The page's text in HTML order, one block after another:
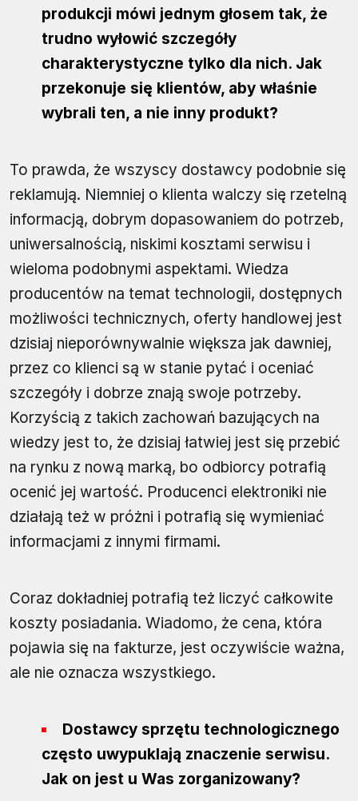
produkcji mówi jednym głosem tak, że
trudno wyłowić szczegóły
charakterystyczne tylko dla nich. Jak
przekonuje się klientów, aby właśnie
wybrali ten, a nie inny produkt?
To prawda, że wszyscy dostawcy podobnie się
reklamują. Niemniej o klienta walczy się rzetelną
informacją, dobrym dopasowaniem do potrzeb,
uniwersalnością, niskimi kosztami serwisu i
wieloma podobnymi aspektami. Wiedza
producentów na temat technologii, dostępnych
możliwości technicznych, oferty handlowej jest
dzisiaj nieporównywalnie większa jak dawniej,
przez co klienci są w stanie pytać i oceniać
szczegóły i dobrze znają swoje potrzeby.
Korzyścią z takich zachowań bazujących na
wiedzy jest to, że dzisiaj łatwiej jest się przebić
na rynku z nową marką, bo odbiorcy potrafią
ocenić jej wartość. Producenci elektroniki nie
działają też w próżni i potrafią się wymieniać
informacjami z innymi firmami.
Coraz dokładniej potrafią też liczyć całkowite
koszty posiadania. Wiadomo, że cena, która
pojawia się na fakturze, jest oczywiście ważna,
ale nie oznacza wszystkiego.
Dostawcy sprzętu technologicznego
często uwypuklają znaczenie serwisu.
Jak on jest u Was zorganizowany?